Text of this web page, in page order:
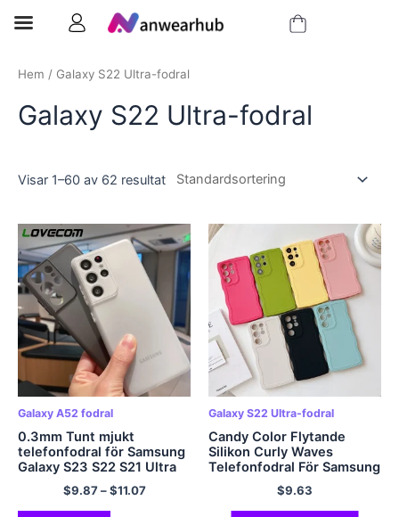
Hem / Galaxy S22 Ultra-fodral
Galaxy S22 Ultra-fodral
Visar 1–60 av 62 resultat
Galaxy A52 fodral
0.3mm Tunt mjukt
telefonfodral för Samsung
Galaxy S23 S22 S21 Ultra
Plus A53 A32 A52s A72
4G 5G Note 20 Ultratunt
matt genomskinligt skydd
$9.87–$11.07
Galaxy S22 Ultra-fodral
Candy Color Flytande
Silikon Curly Waves
Telefonfodral För Samsung
Galaxy S23 S22 Ultra S21
Plus A73 A53 A33 S20 FE
5G Cover Fundas
$9.63